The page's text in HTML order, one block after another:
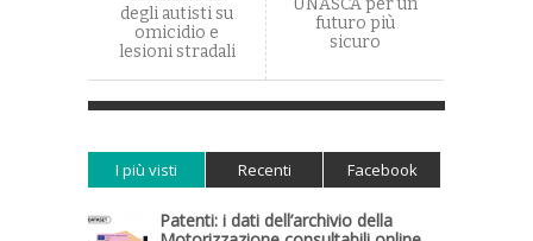
degli autisti su
omicidio e
lesioni stradali
UNASCA per un
futuro più
sicuro
I più visti Recenti Facebook
Patenti: i dati dell’archivio della